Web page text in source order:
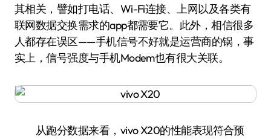
其相关，譬如打电话、Wi-Fi连接、上网以及各类有
联网数据交换需求的app都需要它。此外，相信很多
人都存在误区——手机信号不好就是运营商的锅，事
实上，信号强度与手机Modem也有很大关联。
从跑分数据来看，vivo X20的性能表现符合预